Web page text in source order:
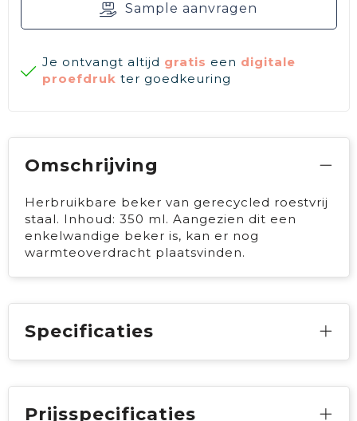
Sample aanvragen
Je ontvangt altijd gratis een digitale
proefdruk ter goedkeuring
Omschrijving
Herbruikbare beker van gerecycled roestvrij
staal. Inhoud: 350 ml. Aangezien dit een
enkelwandige beker is, kan er nog
warmteoverdracht plaatsvinden.
Specificaties
Prijsspecificaties